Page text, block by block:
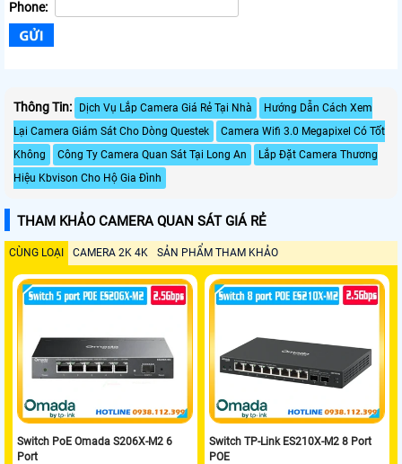
Phone:
Thông Tin: Dịch Vụ Lắp Camera Giá Rẻ Tại Nhà
Hướng Dẫn Cách Xem
Lại Camera Giám Sát Cho Dòng Questek
Camera Wifi 3.0 Megapixel Có Tốt
Không
Công Ty Camera Quan Sát Tại Long An
Lắp Đặt Camera Thương
Hiệu Kbvison Cho Hộ Gia Đình
THAM KHẢO CAMERA QUAN SÁT GIÁ RẺ
CÙNG LOẠI CAMERA 2K 4K SẢN PHẨM THAM KHẢO
Switch PoE Omada S206X-M2 6
Port
Switch TP-Link ES210X-M2 8 Port
POE